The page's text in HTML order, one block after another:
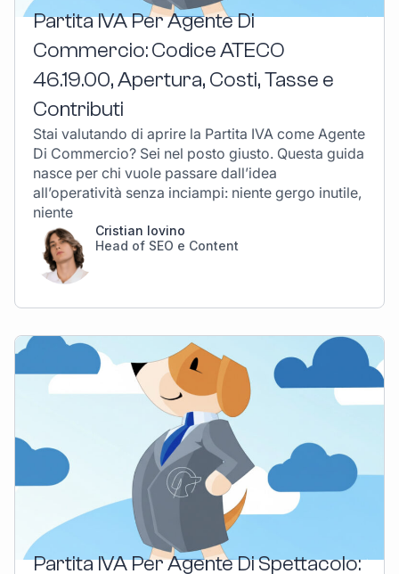
Partita IVA Per Agente Di
Commercio: Codice ATECO
46.19.00, Apertura, Costi, Tasse e
Contributi
Stai valutando di aprire la Partita IVA come Agente
Di Commercio? Sei nel posto giusto. Questa guida
nasce per chi vuole passare dall’idea
all’operatività senza inciampi: niente gergo inutile,
niente
Cristian Iovino
Head of SEO e Content
Partita IVA Per Agente Di Spettacolo: